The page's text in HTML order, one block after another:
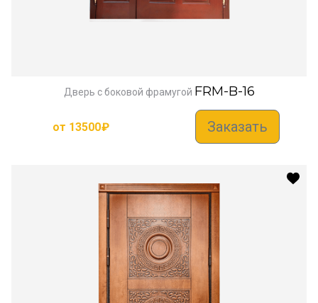
Дверь с боковой фрамугой FRM-B-16
от 13500₽ Заказать